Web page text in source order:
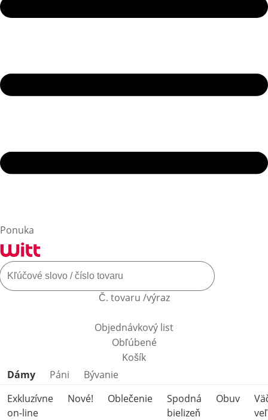
Ponuka
Č. tovaru /výraz
Objednávkový list
Obľúbené
Košík
Preskočiť kategórie produktov
Dámy Páni
Bývanie
Exkluzívne
on-line
Nové! Oblečenie
Spodná
bielizeň
Obuv